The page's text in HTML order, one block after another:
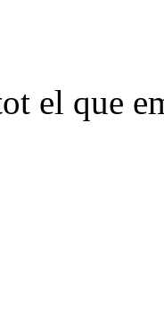
el que